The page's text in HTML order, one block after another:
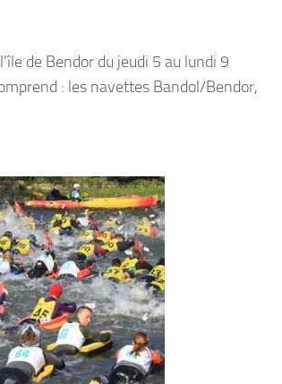
de Bendor du jeudi 5 au lundi 9
: les navettes Bandol/Bendor,